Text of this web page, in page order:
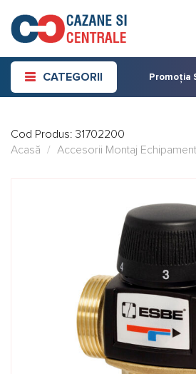
content
CATEGORII Promoția
Cod Produs: 31702200
Acasă
/ Accesorii Montaj